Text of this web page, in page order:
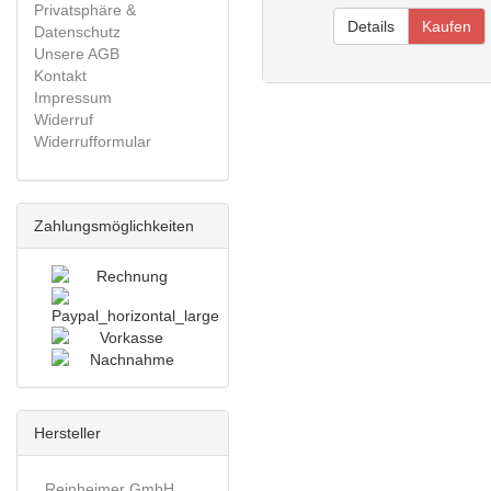
Details Kaufen
Privatsphäre &
Datenschutz
Unsere AGB
Kontakt
Impressum
Widerruf
Widerrufformular
Zahlungsmöglichkeiten
Hersteller